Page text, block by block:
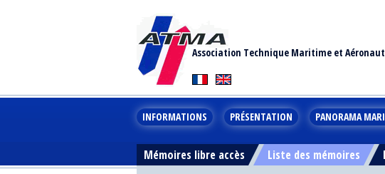
Association Technique Maritime et
INFORMATIONS PRÉSENTATION PANORAMA
Mémoires libre accès Liste des mémoires